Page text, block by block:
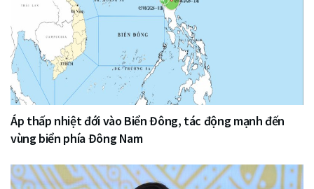
Áp thấp nhiệt đới vào Biển Đông, tác động mạnh đến
vùng biển phía Đông Nam